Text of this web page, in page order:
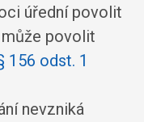
úřední povolit
může povolit
156 odst. 1
nevzniká